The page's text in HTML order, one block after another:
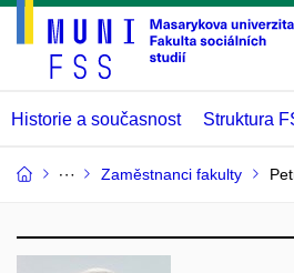
Historie a současnost Struktura
Zaměstnanci fakulty